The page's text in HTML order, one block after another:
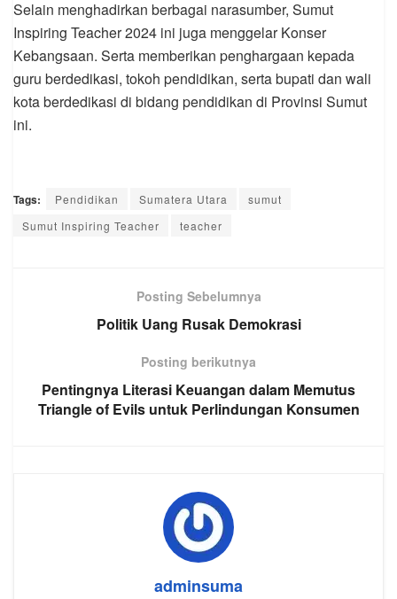
Selain menghadirkan berbagai narasumber, Sumut
Inspiring Teacher 2024 ini juga menggelar Konser
Kebangsaan. Serta memberikan penghargaan kepada
guru berdedikasi, tokoh pendidikan, serta bupati dan wali
kota berdedikasi di bidang pendidikan di Provinsi Sumut
ini.
Tags: Pendidikan Sumatera Utara
sumut
Sumut Inspiring Teacher
teacher
Posting Sebelumnya
Politik Uang Rusak Demokrasi
Posting berikutnya
Pentingnya Literasi Keuangan dalam Memutus
Triangle of Evils untuk Perlindungan Konsumen
adminsuma